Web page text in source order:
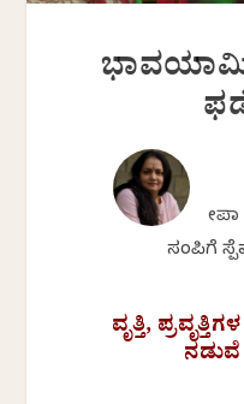
ಭಾವಯಾಮಿ
ಸಂಪಿಗೆ
ವೃತ್ತಿ, ಪ್ರವೃತ್ತಿಗಳ
ನಡುವೆ